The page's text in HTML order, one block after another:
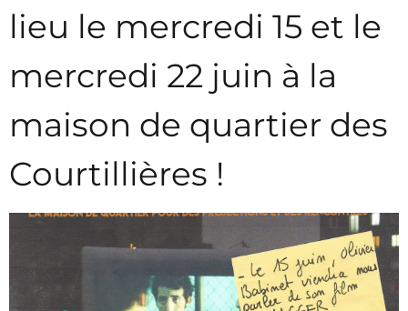
lieu le mercredi 15 et le
mercredi 22 juin à la
maison de quartier des
Courtillières !